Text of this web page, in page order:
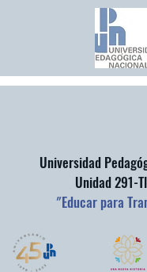
Universidad
Unidad 291-
"Educar para